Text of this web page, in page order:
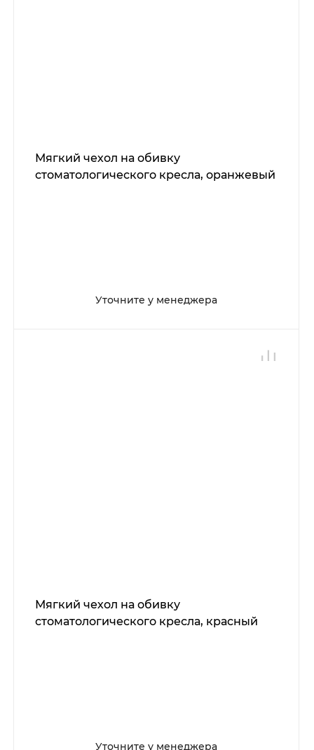
Мягкий чехол на обивку
стоматологического кресла, оранжевый
Уточните у менеджера
Мягкий чехол на обивку
стоматологического кресла, красный
Уточните у менеджера